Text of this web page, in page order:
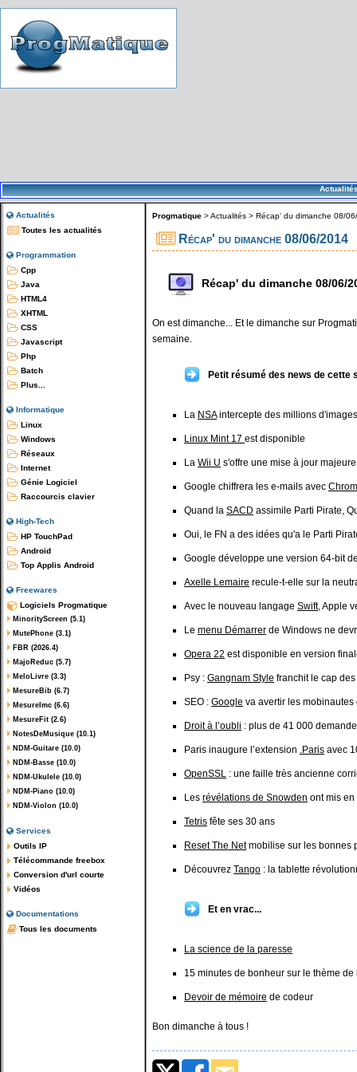
Actualités
Toutes les actualités
Programmation
Cpp
Java
HTML4
XHTML
CSS
Javascript
Php
Batch
Plus...
Informatique
Linux
Windows
Réseaux
Internet
Génie Logiciel
Raccourcis clavier
High-Tech
HP TouchPad
Android
Top Applis Android
Freewares
Logiciels Progmatique
MinorityScreen (5.1)
MutePhone (3.1)
FBR (2026.4)
MajoReduc (5.7)
MeloLivre (3.3)
MesureBib (6.7)
MesureImc (6.6)
MesureFit (2.6)
NotesDeMusique (10.1)
NDM-Guitare (10.0)
NDM-Basse (10.0)
NDM-Ukulele (10.0)
NDM-Piano (10.0)
NDM-Violon (10.0)
Services
Outils IP
Télécommande freebox
Conversion d'url courte
Vidéos
Documentations
Tous les documents
Progmatique >Actualités > Récap' du dimanche 08/
Récap' du dimanche 08/06/2014
Récap' du dimanche 08/06/
On est dimanche... Et le dimanche sur
semaine.
Petit résumé des news de cette
La NSAintercepte des millions
Linux Mint 17 est disponible
La Wii U s'offre une mise à jour
Google chiffrera les e-mails avec
Quand la SACD assimile Parti Pirate,
Oui, le FN a des idées qu'a le Parti
Google développe une version 64-bit
Axelle Lemaire recule-t-elle sur la
Avec le nouveau langage Swift, Apple
Le menu Démarrer de Windows ne
Opera 22 est disponible en version
Psy : Gangnam Style franchit le cap
SEO : Google va avertir les
Droit à l’oubli : plus de 41 000
Paris inaugure l’extension .Paris avec
OpenSSL : une faille très ancienne
Les révélations de Snowden ont mis en
Tetris fête ses 30 ans
Reset The Netmobilise sur les bonnes
Découvrez Tango : la tablette
Et en vrac...
La science de la paresse
15 minutes de bonheur sur le thème
Devoir de mémoire de codeur
Bon dimanche à tous !